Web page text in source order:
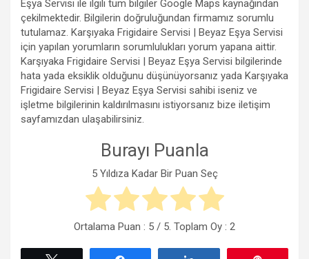
Eşya Servisi ile ilgili tüm bilgiler Google Maps kaynağından
çekilmektedir. Bilgilerin doğruluğundan firmamız sorumlu
tutulamaz. Karşıyaka Frigidaire Servisi | Beyaz Eşya Servisi
için yapılan yorumların sorumlulukları yorum yapana aittir.
Karşıyaka Frigidaire Servisi | Beyaz Eşya Servisi bilgilerinde
hata yada eksiklik olduğunu düşünüyorsanız yada Karşıyaka
Frigidaire Servisi | Beyaz Eşya Servisi sahibi iseniz ve
işletme bilgilerinin kaldırılmasını istiyorsanız bize iletişim
sayfamızdan ulaşabilirsiniz.
Burayı Puanla
5 Yıldıza Kadar Bir Puan Seç
Ortalama Puan : 5 / 5. Toplam Oy : 2